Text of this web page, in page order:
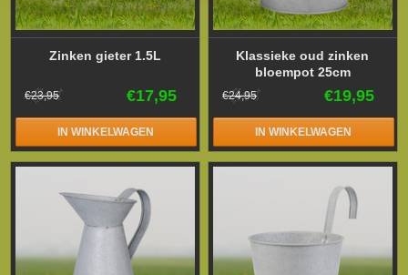
Zinken gieter 1.5L
€17,95
€23,95
IN WINKELWAGEN
Klassieke oud zinken
bloempot 25cm
€19,95
€24,95
IN WINKELWAGEN